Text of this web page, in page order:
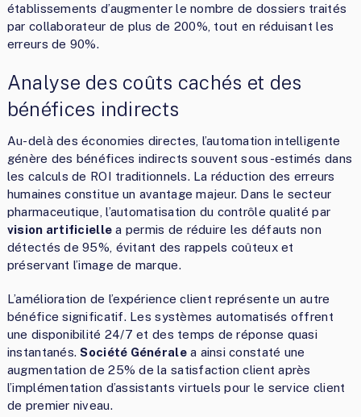
établissements d’augmenter le nombre de dossiers traités
par collaborateur de plus de 200%, tout en réduisant les
erreurs de 90%.
Analyse des coûts cachés et des
bénéfices indirects
Au-delà des économies directes, l’automation intelligente
génère des bénéfices indirects souvent sous-estimés dans
les calculs de ROI traditionnels. La réduction des erreurs
humaines constitue un avantage majeur. Dans le secteur
pharmaceutique, l’automatisation du contrôle qualité par
vision artificielle a permis de réduire les défauts non
détectés de 95%, évitant des rappels coûteux et
préservant l’image de marque.
L’amélioration de l’expérience client représente un autre
bénéfice significatif. Les systèmes automatisés offrent
une disponibilité 24/7 et des temps de réponse quasi
instantanés.Société Généralea ainsi constaté une
augmentation de 25% de la satisfaction client après
l’implémentation d’assistants virtuels pour le service client
de premier niveau.